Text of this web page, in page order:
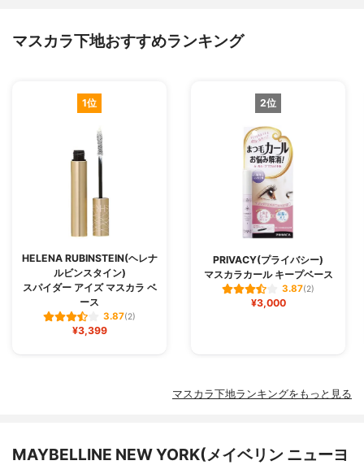
マスカラ下地おすすめランキング
1位
HELENA RUBINSTEIN(ヘレナ
ルビンスタイン)
スパイダー アイズ マスカラ ベ
ース
3.87(2)
¥3,399
2位
PRIVACY(プライバシー)
マスカラカール キープベース
3.87(2)
¥3,000
マスカラ下地ランキングをもっと見る
MAYBELLINE NEW YORK(メイベリン ニューヨ